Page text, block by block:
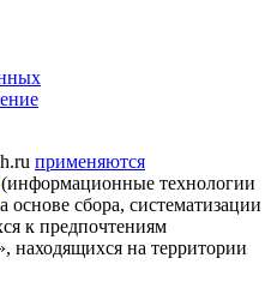
применяются
(информационные технологии
сбора, систематизации
к предпочтениям
находящихся на территории